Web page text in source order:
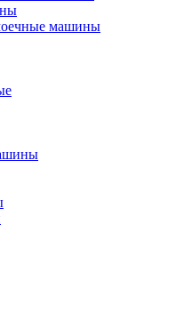
машины